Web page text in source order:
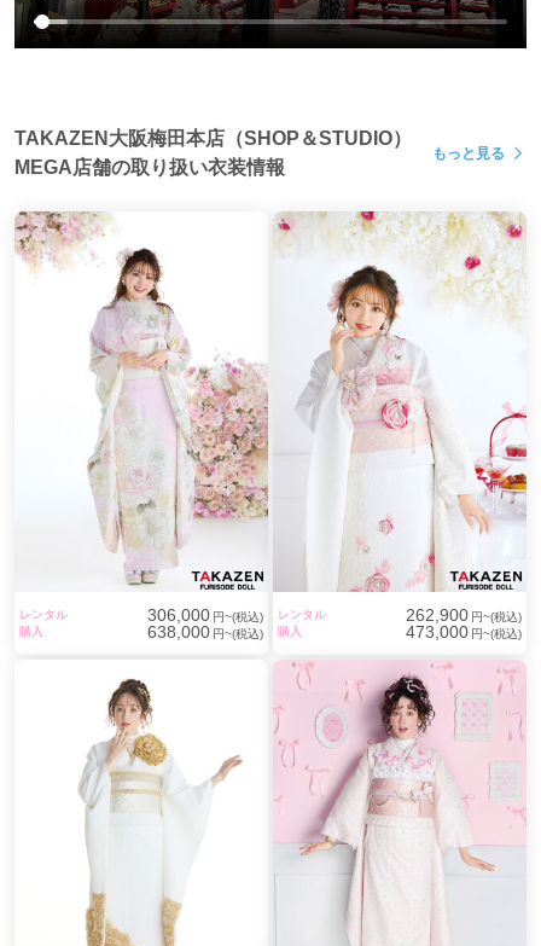
わたしたちTAKAZENスタッフは、
お客さまの最高の成人式をサポートするため、
日々『振袖のプロフェッショナル』としての誇りを持って
知識と技術をご提供しています。
TAKAZEN大阪梅田本店（SHOP＆STUDIO）
MEGA店舗の取り扱い衣装情報
もっと見る
レンタル 306,000 円~(税込)
購入
638,000 円~(税込)
レンタル 262,900 円~(税込)
購入
473,000 円~(税込)